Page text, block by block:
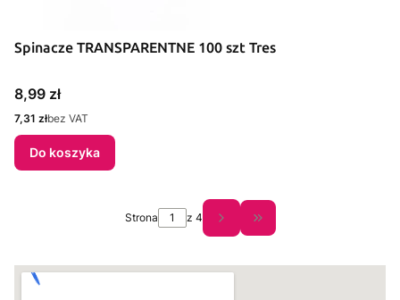
Spinacze TRANSPARENTNE 100 szt Tres
Cena
8,99 zł
Cena
7,31 złbez VAT
Do koszyka
Strona z 4 Przejdź do ostatniej